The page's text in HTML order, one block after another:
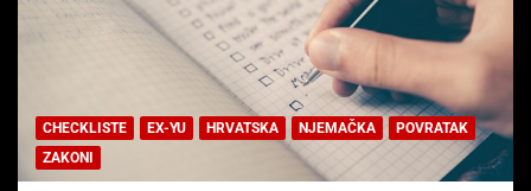
CHECKLISTE EX-YU HRVATSKA NJEMAČKA
POVRATAK
ZAKONI